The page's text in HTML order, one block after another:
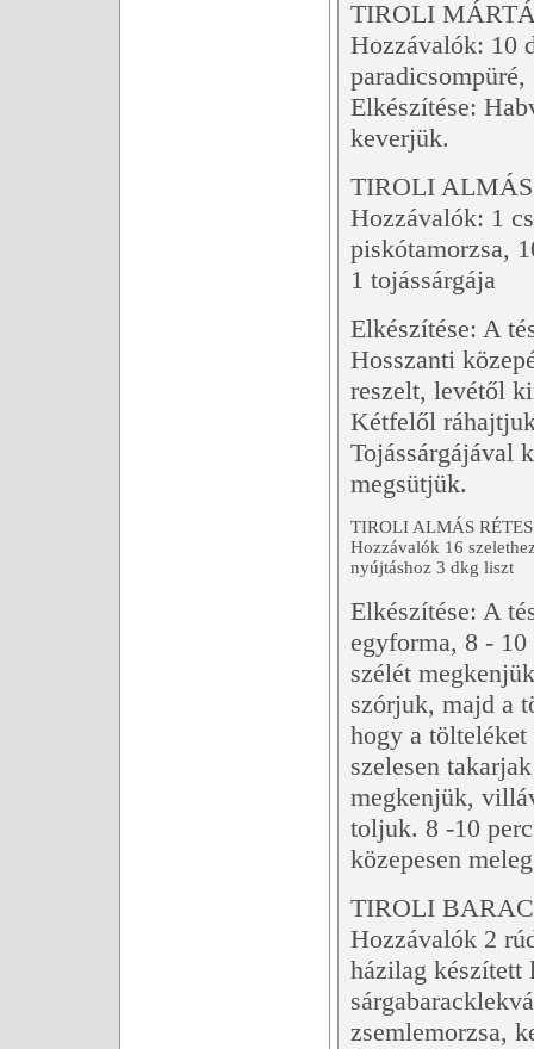
TIROLI
Hozzávalók: 10
Elkészítése:
keverjük.
TIROLI ALMÁS
Hozzávalók: 1
piskótamorzsa,
1 tojássárgája
Elkészítése: A
Hosszanti
reszelt, levétől
Kétfelől
Tojássárgájával
megsütjük.
TIROLI ALMÁS
Hozzávalók 16
nyújtáshoz 3 dkg liszt
Elkészítése: A
egyforma, 8 -
szélét
szórjuk, majd a
hogy a
szelesen
megkenjük,
toljuk. 8 -10
közepesen
TIROLI
Hozzávalók 2
házilag készített
zsemlemorzsa,